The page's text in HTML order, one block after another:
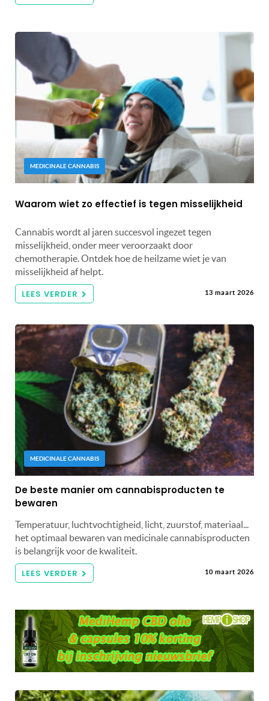
MEDICINALE CANNABIS
Waarom wiet zo effectief is tegen misselijkheid
Cannabis wordt al jaren succesvol ingezet tegen
misselijkheid, onder meer veroorzaakt door
chemotherapie. Ontdek hoe de heilzame wiet je van
misselijkheid af helpt.
LEES VERDER 13 maart 2026
MEDICINALE CANNABIS
De beste manier om cannabisproducten te
bewaren
Temperatuur, luchtvochtigheid, licht, zuurstof, materiaal...
het optimaal bewaren van medicinale cannabisproducten
is belangrijk voor de kwaliteit.
LEES VERDER 10 maart 2026